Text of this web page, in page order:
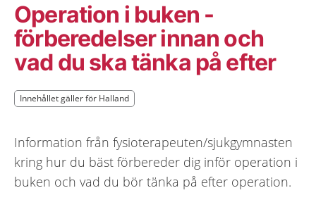
Operation i buken -
förberedelser innan och
vad du ska tänka på efter
Innehållet gäller för Halland
Innehållet gäller för Halland
Information från fysioterapeuten/sjukgymnasten
kring hur du bäst förbereder dig inför operation i
buken och vad du bör tänka på efter operation.